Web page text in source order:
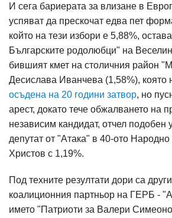
И сега бариерата за влизане в
успяват да прескочат едва пет
който на тези избори е 5,88%,
Българските родолюбци" на
бившият кмет на столичния район
Десислава Иванчева (1,58%), която
осъдена на 20 години затвор, но
арест, докато тече обжалването на
независим кандидат, отчел подобен
депутат от "Атака" в 40-ото
Христов с 1,19%.
Под техните резултати дори са
коалиционния партньор на ГЕРБ -
името "Патриоти за Валери